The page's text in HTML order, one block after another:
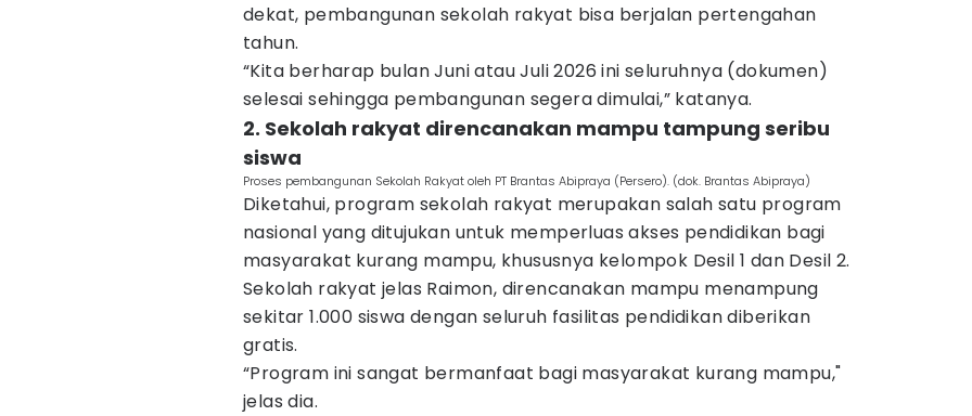
dekat, pembangunan sekolah rakyat bisa berjalan pertengahan
tahun.
“Kita berharap bulan Juni atau Juli 2026 ini seluruhnya (dokumen)
selesai sehingga pembangunan segera dimulai,” katanya.
2. Sekolah rakyat direncanakan mampu tampung seribu
siswa
Proses pembangunan Sekolah Rakyat oleh PT Brantas Abipraya (Persero). (dok. Brantas Abipraya)
Diketahui, program sekolah rakyat merupakan salah satu program
nasional yang ditujukan untuk memperluas akses pendidikan bagi
masyarakat kurang mampu, khususnya kelompok Desil 1 dan Desil 2.
Sekolah rakyat jelas Raimon, direncanakan mampu menampung
sekitar 1.000 siswa dengan seluruh fasilitas pendidikan diberikan
gratis.
“Program ini sangat bermanfaat bagi masyarakat kurang mampu,"
jelas dia.